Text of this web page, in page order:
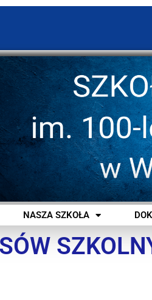
NASZA SZKOŁA